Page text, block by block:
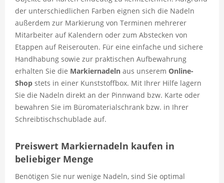
der unterschiedlichen Farben eignen sich die Nadeln
außerdem zur Markierung von Terminen mehrerer
Mitarbeiter auf Kalendern oder zum Abstecken von
Etappen auf Reiserouten. Für eine einfache und sichere
Handhabung sowie zur praktischen Aufbewahrung
erhalten Sie die Markiernadeln aus unserem Online-
Shop stets in einer Kunststoffbox. Mit Ihrer Hilfe lagern
Sie die Nadeln direkt an der Pinnwand bzw. Karte oder
bewahren Sie im Büromaterialschrank bzw. in Ihrer
Schreibtischschublade auf.
Preiswert Markiernadeln kaufen in
beliebiger Menge
Benötigen Sie nur wenige Nadeln, sind Sie optimal